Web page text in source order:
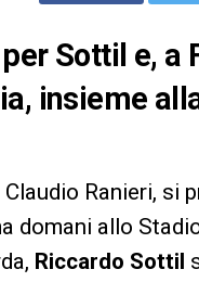
Sottil e, a
insieme
Claudio Ranieri, si
domani allo
Riccardo Sottil